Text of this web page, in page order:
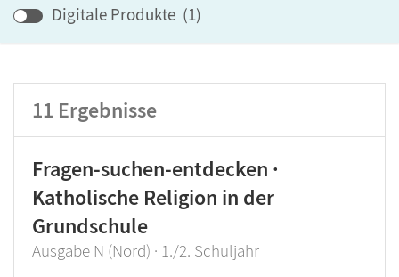
Klassenstufe
Digitale Produkte (1)
11 Ergebnisse
Fragen-suchen-entdecken ·
Katholische Religion in der
Grundschule
Ausgabe N (Nord) · 1./2. Schuljahr